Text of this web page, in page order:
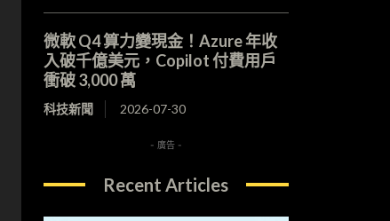
微軟 Q4 算力變現金！Azure 年收
入破千億美元，Copilot 付費用戶
衝破 3,000 萬
科技新聞 2026-07-30
- 廣告 -
Recent Articles